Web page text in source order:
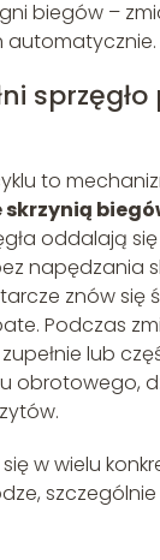
biegów –
automatycznie.
to
skrzynią
oddalają
napędzania
znów się
Podczas
lub
obrotowego,
w wielu